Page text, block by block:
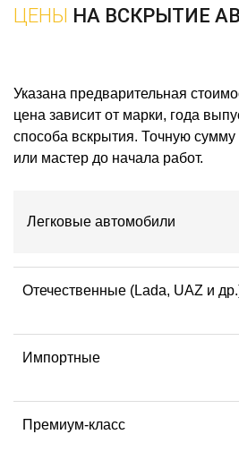
ЦЕНЫ НА ВСКРЫТИЕ
Указана предварительная
цена зависит от марки, года
способа вскрытия. Точную сумму
или мастер до начала работ.
Легковые автомобили
Отечественные (Lada, UAZ и
Импортные
Премиум-класс